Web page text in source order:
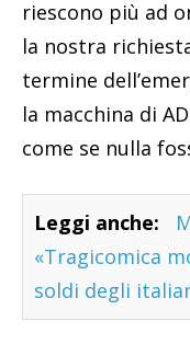
riescono più ad
la nostra
termine
la macchina di
come se nulla
Leggi anche:
«Tragicomica
soldi degli